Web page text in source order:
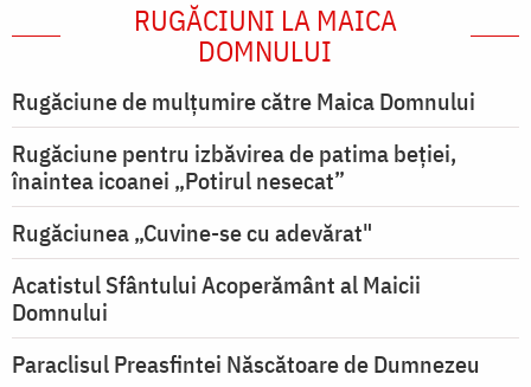
RUGĂCIUNI LA MAICA
DOMNULUI
Rugăciune de mulţumire către Maica Domnului
Rugăciune pentru izbăvirea de patima beției,
înaintea icoanei „Potirul nesecat”
Rugăciunea „Cuvine-se cu adevărat"
Acatistul Sfântului Acoperământ al Maicii
Domnului
Paraclisul Preasfintei Născătoare de Dumnezeu